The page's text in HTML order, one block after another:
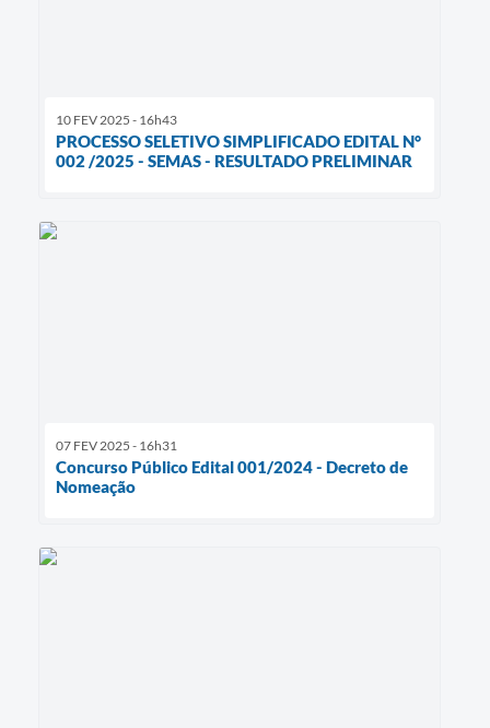
10 FEV 2025 - 16h43
PROCESSO SELETIVO SIMPLIFICADO EDITAL N°
002 /2025 - SEMAS - RESULTADO PRELIMINAR
07 FEV 2025 - 16h31
Concurso Público Edital 001/2024 - Decreto de
Nomeação